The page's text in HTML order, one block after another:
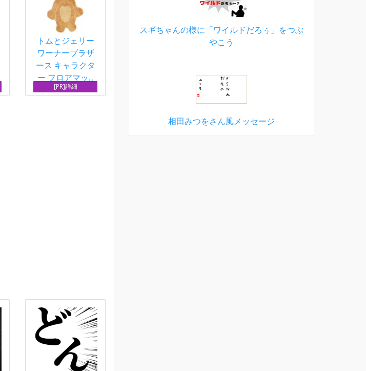
トムとジェリー
ワーナーブラザ
ース キャラクタ
ー フロアマッ...
[PR]詳細
スギちゃんの様に「ワイルドだろぅ」をつぶ
やこう
相田みつをさん風メッセージ